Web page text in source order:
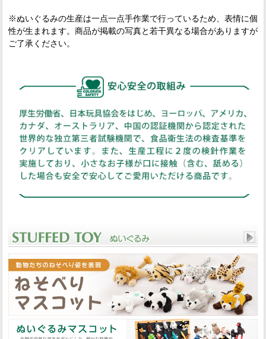
※ぬいぐるみの生産は一点一点手作業で行っているため、表情に個
性が生まれます。商品が掲載の写真と若干異なる場合がありますが
ご了承ください。